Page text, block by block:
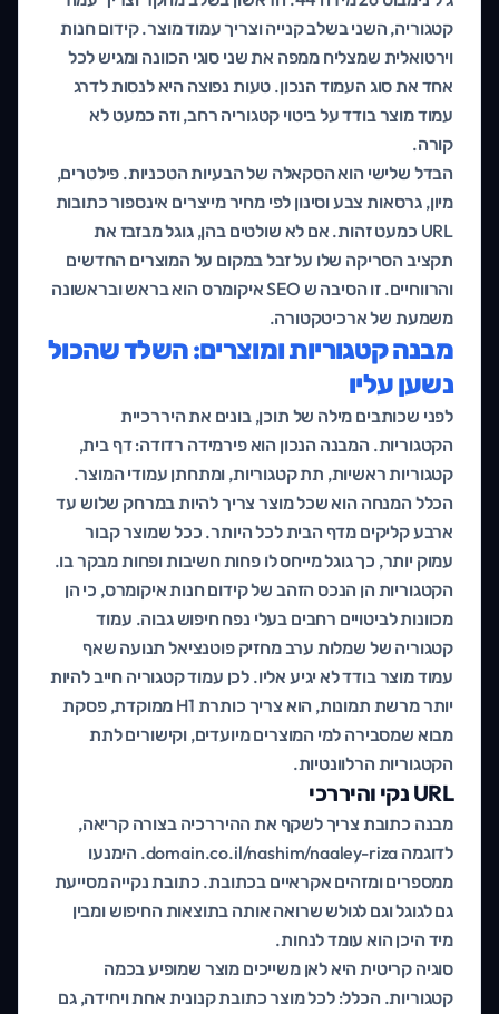
קטגוריה, השני בשלב קנייה וצריך עמוד מוצר. קידום חנות
וירטואלית שמצליח ממפה את שני סוגי הכוונה ומגיש לכל
אחד את סוג העמוד הנכון. טעות נפוצה היא לנסות לדרג
עמוד מוצר בודד על ביטוי קטגוריה רחב, וזה כמעט לא
קורה.
הבדל שלישי הוא הסקאלה של הבעיות הטכניות. פילטרים,
מיון, גרסאות צבע וסינון לפי מחיר מייצרים אינספור כתובות
URL כמעט זהות. אם לא שולטים בהן, גוגל מבזבז את
תקציב הסריקה שלו על זבל במקום על המוצרים החדשים
והרווחיים. זו הסיבה ש SEO איקומרס הוא בראש ובראשונה
משמעת של ארכיטקטורה.
מבנה קטגוריות ומוצרים: השלד שהכול
נשען עליו
לפני שכותבים מילה של תוכן, בונים את היררכיית
הקטגוריות. המבנה הנכון הוא פירמידה רדודה: דף בית,
קטגוריות ראשיות, תת קטגוריות, ומתחתן עמודי המוצר.
הכלל המנחה הוא שכל מוצר צריך להיות במרחק שלוש עד
ארבע קליקים מדף הבית לכל היותר. ככל שמוצר קבור
עמוק יותר, כך גוגל מייחס לו פחות חשיבות ופחות מבקר בו.
הקטגוריות הן הנכס הזהב של קידום חנות איקומרס, כי הן
מכוונות לביטויים רחבים בעלי נפח חיפוש גבוה. עמוד
קטגוריה של שמלות ערב מחזיק פוטנציאל תנועה שאף
עמוד מוצר בודד לא יגיע אליו. לכן עמוד קטגוריה חייב להיות
יותר מרשת תמונות, הוא צריך כותרת H1 ממוקדת, פסקת
מבוא שמסבירה למי המוצרים מיועדים, וקישורים לתת
הקטגוריות הרלוונטיות.
URL נקי והיררכי
מבנה כתובת צריך לשקף את ההיררכיה בצורה קריאה,
לדוגמה domain.co.il/nashim/naaley-riza. הימנעו
ממספרים ומזהים אקראיים בכתובת. כתובת נקייה מסייעת
גם לגוגל וגם לגולש שרואה אותה בתוצאות החיפוש ומבין
מיד היכן הוא עומד לנחות.
סוגיה קריטית היא לאן משייכים מוצר שמופיע בכמה
קטגוריות. הכלל: לכל מוצר כתובת קנונית אחת ויחידה, גם